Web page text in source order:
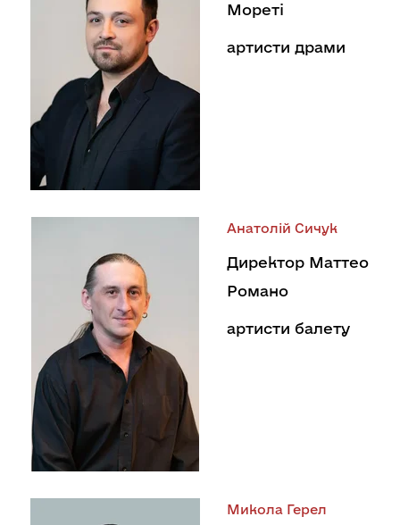
Мореті
артисти драми
Анатолій Сичук
Директор Маттео
Романо
артисти балету
Микола Герел